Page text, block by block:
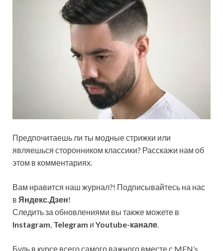
Предпочитаешь ли ты модные стрижки или
являешься сторонником классики? Расскажи нам об
этом в комментариях.
Вам нравится наш журнал?! Подписывайтесь на нас
в Яндекс.Дзен!
Следить за обновлениями вы также можете в
Instagram, Telegram и Youtube-канале.
Будь в курсе всего самого важного вместе с MEN’s